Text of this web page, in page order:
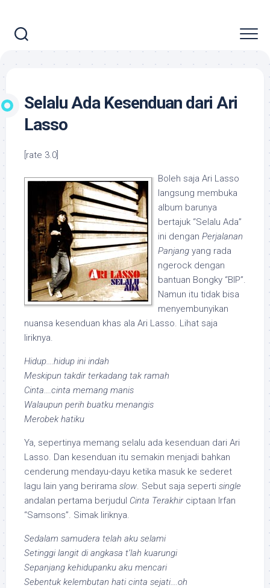
Selalu Ada Kesenduan dari Ari
Lasso
[rate 3.0]
Boleh saja Ari Lasso
langsung membuka
album barunya
bertajuk “Selalu Ada”
ini dengan Perjalanan
Panjang yang rada
ngerock dengan
bantuan Bongky “BIP”.
Namun itu tidak bisa
menyembunyikan
nuansa kesenduan khas ala Ari Lasso. Lihat saja
liriknya.
Hidup….hidup ini indah
Meskipun takdir terkadang tak ramah
Cinta….cinta memang manis
Walaupun perih buatku menangis
Merobek hatiku
Ya, sepertinya memang selalu ada kesenduan dari Ari
Lasso. Dan kesenduan itu semakin menjadi bahkan
cenderung mendayu-dayu ketika masuk ke sederet
lagu lain yang berirama slow. Sebut saja seperti single
andalan pertama berjudul Cinta Terakhirciptaan Irfan
“Samsons”. Simak liriknya.
Sedalam samudera telah aku selami
Setinggi langit di angkasa t’lah kuarungi
Sepanjang kehidupanku aku mencari
Sebentuk kelembutan hati cinta sejati….oh